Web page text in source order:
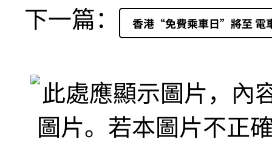
下一篇： 香港“免費乘車日”將至 電